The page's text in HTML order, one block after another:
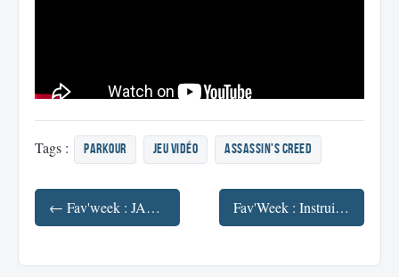
Tags : parkour jeu vidéo Assassin's Creed
← Fav'week : JAM - Le serial killer, Déjà Vu, Aug(de)mented Reality 2 , Jeux vidéos Doc. Fav'Week : Instruisez-vous avec ces vidéos (Univers, Cerveau, Jeux hasard et SE :) →